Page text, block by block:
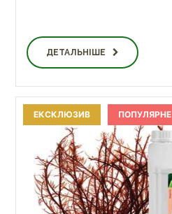
ДЕТАЛЬНІШЕ
ЕКСКЛЮЗИВ ПОПУЛЯРНЕ